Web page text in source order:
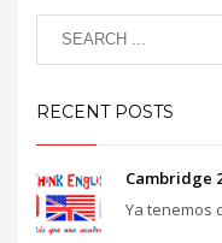
RECENT POSTS
Cambridge
Ya tenemos